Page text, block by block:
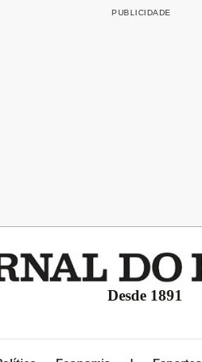
Desde 1891